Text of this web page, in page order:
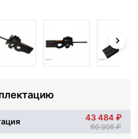
43 484
60 906